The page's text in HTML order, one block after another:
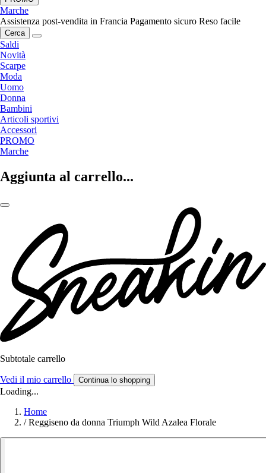
Marche
Assistenza post-vendita in Francia Pagamento sicuro Reso facile
Cerca
Saldi
Novità
Scarpe
Moda
Uomo
Donna
Bambini
Articoli sportivi
Accessori
PROMO
Marche
Aggiunta al carrello...
Subtotale carrello
Vedi il mio carrello Continua lo shopping
Loading...
Home
/ Reggiseno da donna Triumph Wild Azalea Florale